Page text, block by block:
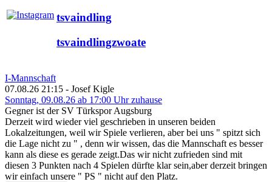
tsvaindling
tsvaindlingzwoate
I-Mannschaft
07.08.26 21:15 - Josef Kigle
Sonntag, 09.08.26 ab 17:00 Uhr zuhause
Gegner ist der SV Türkspor Augsburg
Derzeit wird wieder viel geschrieben in unseren beiden
Lokalzeitungen, weil wir Spiele verlieren, aber bei uns " spitzt sich
die Lage nicht zu " , denn wir wissen, das die Mannschaft es besser
kann als diese es gerade zeigt.Das wir nicht zufrieden sind mit
diesen 3 Punkten nach 4 Spielen dürfte klar sein,aber derzeit bringen
wir einfach unsere " PS " nicht auf den Platz.